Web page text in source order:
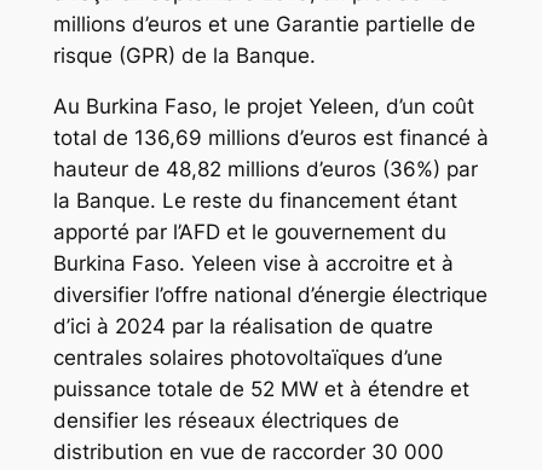
millions d’euros et une Garantie partielle de
risque (GPR) de la Banque.
Au Burkina Faso, le projet Yeleen, d’un coût
total de 136,69 millions d’euros est financé à
hauteur de 48,82 millions d’euros (36%) par
la Banque. Le reste du financement étant
apporté par l’AFD et le gouvernement du
Burkina Faso. Yeleen vise à accroitre et à
diversifier l’offre national d’énergie électrique
d’ici à 2024 par la réalisation de quatre
centrales solaires photovoltaïques d’une
puissance totale de 52 MW et à étendre et
densifier les réseaux électriques de
distribution en vue de raccorder 30 000